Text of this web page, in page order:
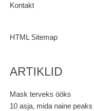
Kontakt
HTML Sitemap
ARTIKLID
Mask terveks ööks
10 asja, mida naine